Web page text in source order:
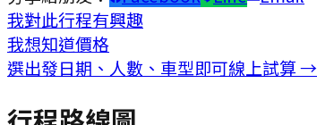
我對此行程有興趣
我想知道價格
選出發日期、人數、車型即可線上試算 →